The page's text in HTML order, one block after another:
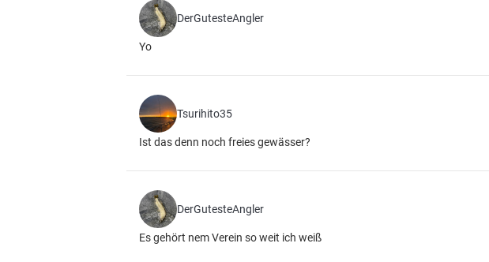
DerGutesteAngler
Yo
Tsurihito35
Ist das denn noch freies gewässer?
DerGutesteAngler
Es gehört nem Verein so weit ich weiß